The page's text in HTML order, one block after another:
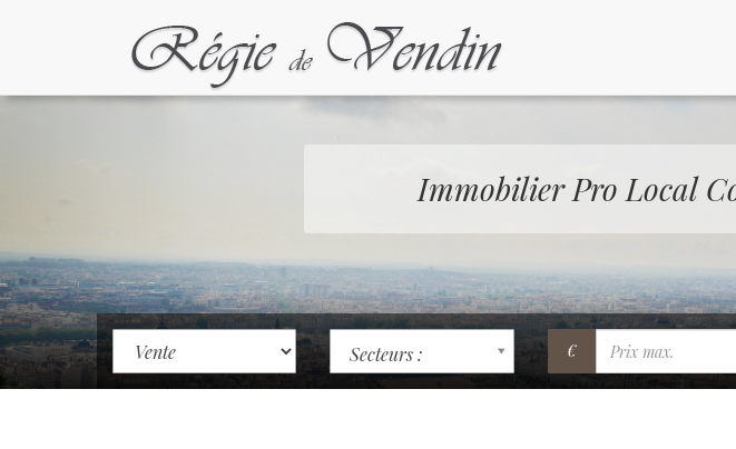
Immobilier Pro Local
Secteurs : €